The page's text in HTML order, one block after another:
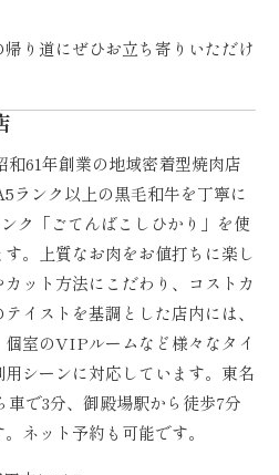
り道にぜひお立ち寄りいただけ
和61年創業の地域密着型焼肉店
ランク以上の黒毛和牛を丁寧に
ク「ごてんばこしひかり」を使
。上質なお肉をお値打ちに楽し
ット方法にこだわり、コストカ
イストを基調とした店内には、
室のVIPルームなど様々なタイ
シーンに対応しています。東名
で3分、御殿場駅から徒歩7分
ネット予約も可能です。